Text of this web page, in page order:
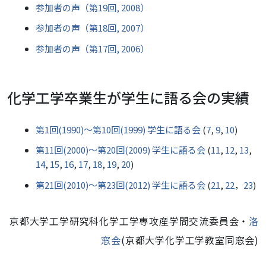
参加者の声（第19回, 2008）
参加者の声（第18回, 2007）
参加者の声（第17回, 2006）
化学工学卒業生が学生に語る会の実績
第1回(1990)～第10回(1999) 学生に語る会(7,9, 10)
第11回(2000)～第20回(2009) 学生に語る会(11, 12, 13,
14, 15, 16, 17, 18, 19, 20)
第21回(2010)～第23回(2012) 学生に語る会(21, 22， 23)
京都大学工学研究科化学工学専攻産学間交流委員会・ 洛
窓会(京都大学化学工学教室同窓会)